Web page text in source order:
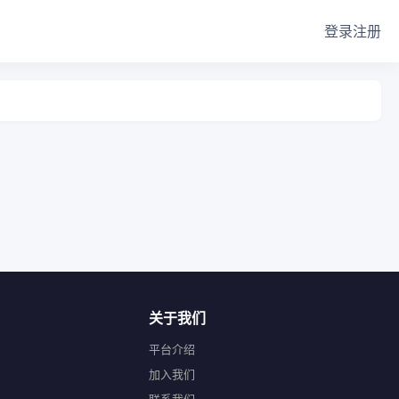
登录注册
关于我们
平台介绍
加入我们